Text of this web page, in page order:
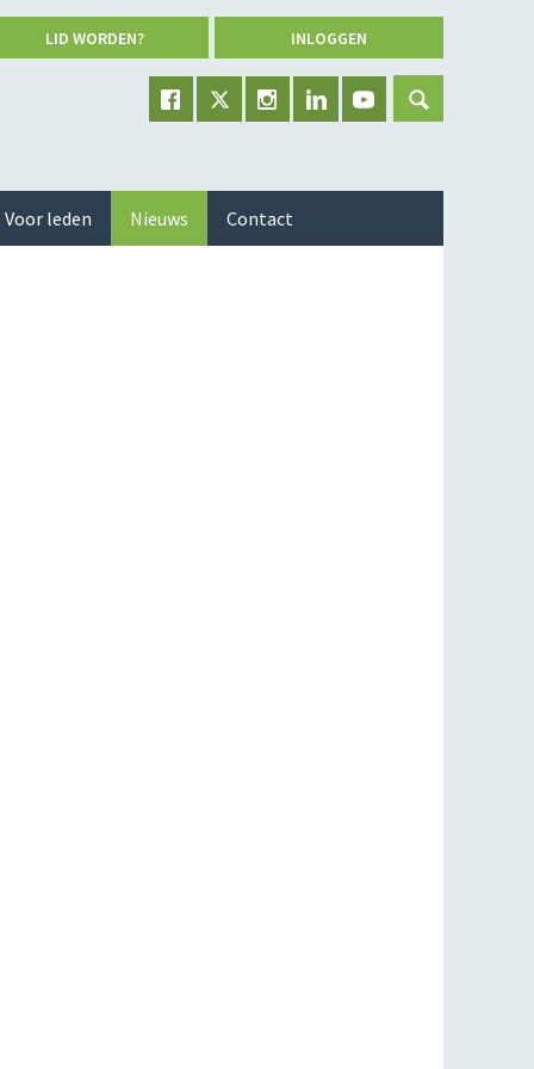
LID WORDEN? INLOGGEN
Voor leden Nieuws Contact